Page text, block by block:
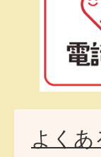
よくあ